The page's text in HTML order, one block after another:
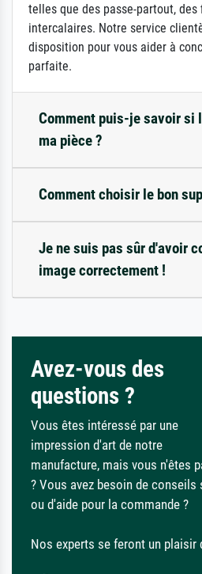
telles que des passe-partout,
intercalaires. Notre service
disposition pour vous aider à
parfaite.
Comment puis-je savoir si
ma pièce ?
Comment choisir le bon
Je ne suis pas sûr d'avoir
image correctement !
Avez-vous des
questions ?
Vous êtes intéressé par une
impression d'art de notre
manufacture, mais vous n'êtes
? Vous avez besoin de
ou d'aide pour la commande ?
Nos experts se feront un plaisir